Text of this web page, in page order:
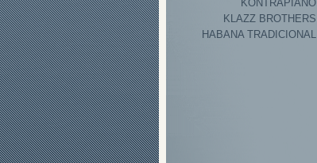
KONTRAPIANO
KLAZZ BROTHERS
HABANA TRADICIONAL